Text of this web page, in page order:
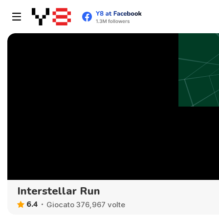
Interstellar Run
6.4 Giocato 376,967 volte